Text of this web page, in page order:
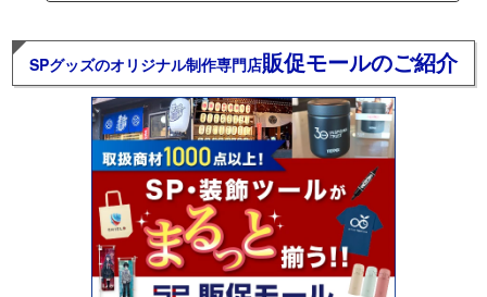
SPグッズのオリジナル制作専門店販促モールのご紹介